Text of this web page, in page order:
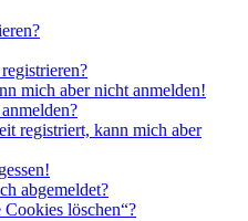
mich aber nicht anmelden!
registriert, kann mich aber
abgemeldet?
löschen“?